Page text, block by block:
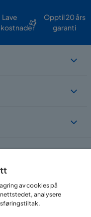
Lave
Opptil 20 års
garanti
av cookies på
analysere